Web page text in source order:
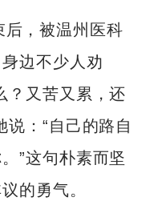
后，被温州医科
边不少人劝
？又苦又累，还
说：“自己的路自
”这句朴素而坚
的勇气。